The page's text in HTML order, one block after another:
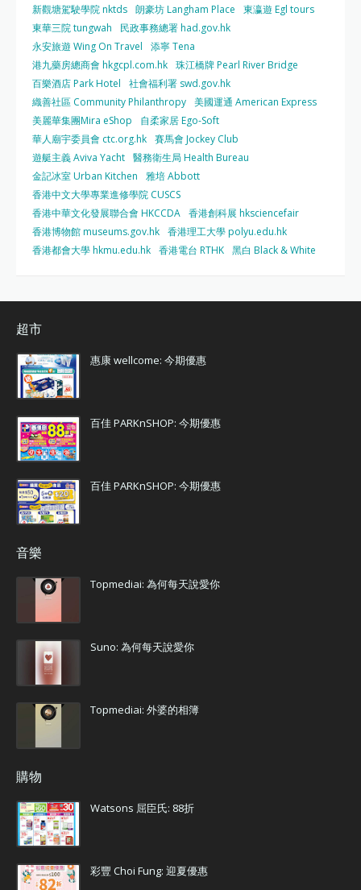
新觀塘駕駛學院 nktds 朗豪坊 Langham Place
東瀛遊 Egl tours
東華三院 tungwah
民政事務總署 had.gov.hk
永安旅遊 Wing On Travel
添寧 Tena
港九藥房總商會 hkgcpl.com.hk 珠江橋牌 Pearl River Bridge
百樂酒店 Park Hotel
社會福利署 swd.gov.hk
織善社區 Community Philanthropy 美國運通 American Express
美麗華集團Mira eShop
自柔家居 Ego-Soft
華人廟宇委員會 ctc.org.hk 賽馬會 Jockey Club
遊艇主義 Aviva Yacht 醫務衛生局 Health Bureau
金記冰室 Urban Kitchen
雅培 Abbott
香港中文大學專業進修學院 CUSCS
香港中華文化發展聯合會 HKCCDA 香港創科展 hksciencefair
香港博物館 museums.gov.hk 香港理工大學 polyu.edu.hk
香港都會大學 hkmu.edu.hk 香港電台 RTHK 黑白 Black & White
超市
惠康 wellcome: 今期優惠
百佳 PARKnSHOP: 今期優惠
百佳 PARKnSHOP: 今期優惠
音樂
Topmediai: 為何每天說愛你
Suno: 為何每天說愛你
Topmediai: 外婆的相簿
購物
Watsons 屈臣氏: 88折
彩豐 Choi Fung: 迎夏優惠